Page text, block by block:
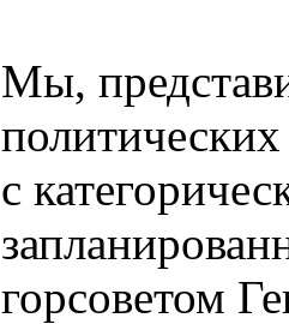
Мы,
с
горсоветом